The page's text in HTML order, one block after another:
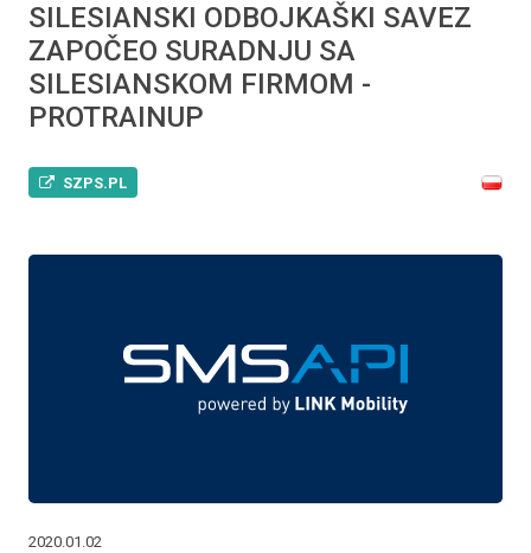
SILESIANSKI ODBOJKAŠKI SAVEZ
ZAPOČEO SURADNJU SA
SILESIANSKOM FIRMOM -
PROTRAINUP
SZPS.PL
2020.01.02